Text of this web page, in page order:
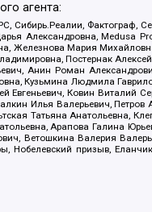
агента:
Фактограф,
Александровна, Medusa
Мария
Постернак
Анин Роман
Кузьмина Людмила
Ковин Виталий
Илья Валерьевич,
Татьяна Анатольевна,
Арапова Галина
Ветошкина Валерия
призыв,